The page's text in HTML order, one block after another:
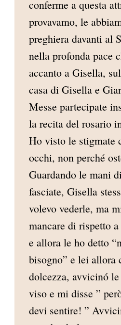
conferme a questa
provavamo, le
preghiera davanti al
nella profonda pace
accanto a Gisella,
casa di Gisella e
Messe partecipate
la recita del rosario
Ho visto le stigmate
occhi, non perché
Guardando le mani
fasciate, Gisella
volevo vederle, ma
mancare di rispetto
e allora le ho detto
bisogno” e lei allora
dolcezza, avvicinó
viso e mi disse ”
devi sentire! ”